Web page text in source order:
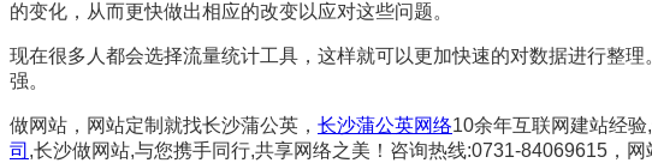
的变化，从而更快做出相应的改变以应对这些问题。
现在很多人都会选择流量统计工具，这样就可以更加快速的对数据进行整
强。
做网站，网站定制就找长沙蒲公英， 长沙蒲公英网络10余年互联网建站经
司 ,长沙做网站,与您携手同行,共享网络之美！咨询热线:0731-84069615 ，